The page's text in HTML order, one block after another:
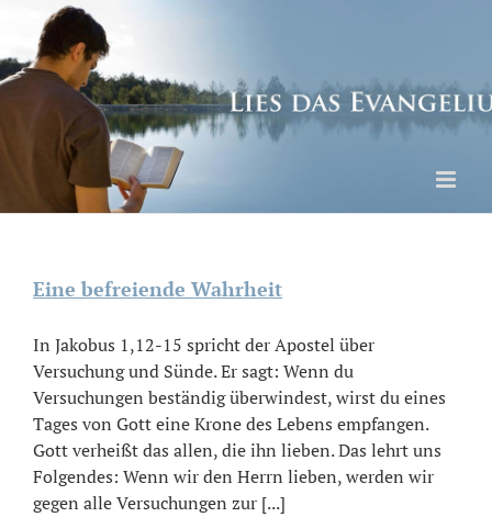
content
Eine befreiende Wahrheit
In Jakobus 1,12-15 spricht der Apostel über
Versuchung und Sünde. Er sagt: Wenn du
Versuchungen beständig überwindest, wirst du eines
Tages von Gott eine Krone des Lebens empfangen.
Gott verheißt das allen, die ihn lieben. Das lehrt uns
Folgendes: Wenn wir den Herrn lieben, werden wir
gegen alle Versuchungen zur [...]